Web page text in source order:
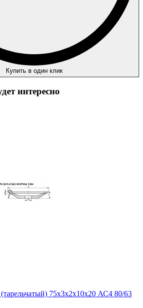
Купить в один клик
интересно
75х3х2х10х20 АС4 80/63